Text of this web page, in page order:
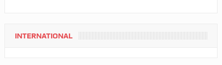
INTERNATIONAL